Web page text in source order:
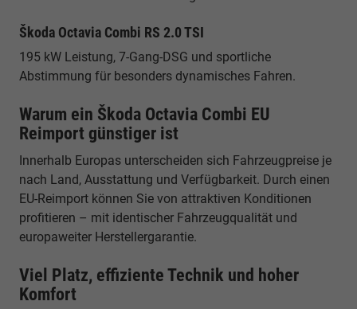
Škoda Octavia Combi RS 2.0 TSI
195 kW Leistung, 7-Gang-DSG und sportliche
Abstimmung für besonders dynamisches Fahren.
Warum ein Škoda Octavia Combi EU
Reimport günstiger ist
Innerhalb Europas unterscheiden sich Fahrzeugpreise je
nach Land, Ausstattung und Verfügbarkeit. Durch einen
EU-Reimport können Sie von attraktiven Konditionen
profitieren – mit identischer Fahrzeugqualität und
europaweiter Herstellergarantie.
Viel Platz, effiziente Technik und hoher
Komfort